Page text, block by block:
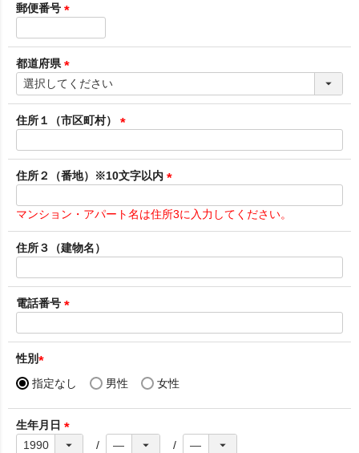
郵便番号
必
須
)
都道府県
(
必
須
住所１（市区町村）
必
須
住所２（番地）※10文字以内
必
須
マンション・アパート名は住所3に入力してください。
住所３（建物名）
電話番号
必
性別
(
須
)
指定なし 男性 女性
生年月日
(